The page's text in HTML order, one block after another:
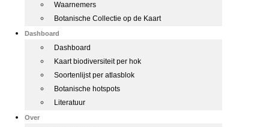
Waarnemers
Botanische Collectie op de Kaart
Dashboard
Dashboard
Kaart biodiversiteit per hok
Soortenlijst per atlasblok
Botanische hotspots
Literatuur
Over